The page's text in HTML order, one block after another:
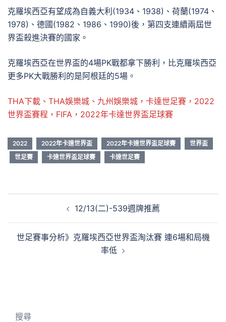
克羅埃西亞有望成為自義大利(1934、1938)、荷蘭(1974、
1978)、德國(1982、1986、1990)後，第四支連續兩屆世
界盃殺進決賽的國家。
克羅埃西亞在世界盃的4場PK戰都拿下勝利，比克羅埃西亞
更多PK大戰勝利的是阿根廷的5場。
THA下載、THA娛樂城、九州娛樂城，卡達世足賽，2022
世界盃賽程，FIFA，2022年卡達世界盃足球賽
2022 2022年卡達世界盃 2022年卡達世界盃足球賽
世界盃
世足賽
卡達世界盃足球賽 卡達世足賽
覽
12/13(二)-539週牌推薦
世足賽事分析》克羅埃西亞世界盃淘汰賽 連6場和局機
率低
搜尋